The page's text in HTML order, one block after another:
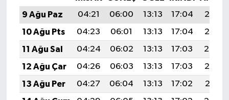
9 Ağu Paz
04:21 06:00 13:13 17:04
20:16
10 Ağu Pts
04:23 06:01 13:13 17:04
20:15
11 Ağu Sal
04:24 06:02 13:13 17:03
20:14
12 Ağu Çar
04:26 06:03 13:13 17:03
20:13
13 Ağu Per
04:27 06:04 13:13 17:02
20:11